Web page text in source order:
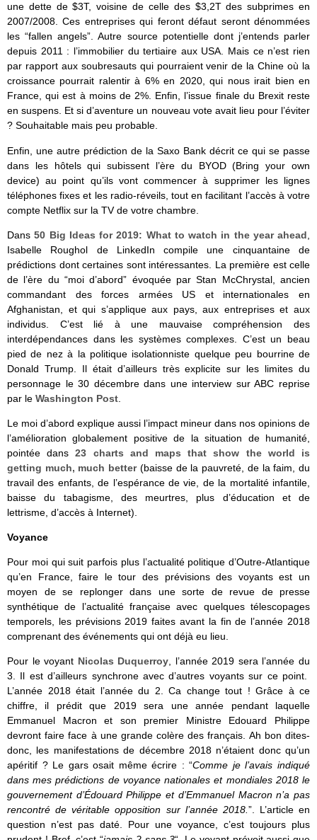
une dette de $3T, voisine de celle des $3,2T des subprimes en
2007/2008. Ces entreprises qui feront défaut seront dénommées
les “fallen angels”. Autre source potentielle dont j’entends parler
depuis 2011 : l’immobilier du tertiaire aux USA. Mais ce n’est rien
par rapport aux soubresauts qui pourraient venir de la Chine où la
croissance pourrait ralentir à 6% en 2020, qui nous irait bien en
France, qui est à moins de 2%. Enfin, l’issue finale du Brexit reste
en suspens. Et si d’aventure un nouveau vote avait lieu pour l’éviter
? Souhaitable mais peu probable.
Enfin, une autre prédiction de la Saxo Bank décrit ce qui se passe
dans les hôtels qui subissent l’ère du BYOD (Bring your own
device) au point qu’ils vont commencer à supprimer les lignes
téléphones fixes et les radio-réveils, tout en facilitant l’accès à votre
compte Netflix sur la TV de votre chambre.
Dans50 Big Ideas for 2019: What to watch in the year ahead
Isabelle Roughol de LinkedIn compile une cinquantaine de
prédictions dont certaines sont intéressantes. La première est celle
de l’ère du “moi d’abord” évoquée par Stan McChrystal, ancien
commandant des forces armées US et internationales en
Afghanistan, et qui s’applique aux pays, aux entreprises et aux
individus. C’est lié à une mauvaise compréhension des
interdépendances dans les systèmes complexes. C’est un beau
pied de nez à la politique isolationniste quelque peu bourrine de
Donald Trump. Il était d’ailleurs très explicite sur les limites du
personnage le 30 décembre dans une interview sur ABC reprise
par le Washington Post
Le moi d’abord explique aussi l’impact mineur dans nos opinions de
l’amélioration globalement positive de la situation de humanité,
pointée dans23 charts and maps that show the world is
getting much, much better(baisse de la pauvreté, de la faim, du
travail des enfants, de l’espérance de vie, de la mortalité infantile,
baisse du tabagisme, des meurtres, plus d’éducation et de
lettrisme, d’accès à Internet).
Voyance
Pour moi qui suit parfois plus l’actualité politique d’Outre-Atlantique
qu’en France, faire le tour des prévisions des voyants est un
moyen de se replonger dans une sorte de revue de presse
synthétique de l’actualité française avec quelques télescopages
temporels, les prévisions 2019 faites avant la fin de l’année 2018
comprenant des événements qui ont déjà eu lieu.
Pour le voyant Nicolas Duquerroy , l’année 2019 sera l’année du
3. Il est d’ailleurs synchrone avec d’autres voyants sur ce point.
L’année 2018 était l’année du 2. Ca change tout ! Grâce à ce
chiffre, il prédit que 2019 sera une année pendant laquelle
Emmanuel Macron et son premier Ministre Edouard Philippe
devront faire face à une grande colère des français. Ah bon dites-
donc, les manifestations de décembre 2018 n’étaient donc qu’un
apéritif ? Le gars osait même écrire : “Comme je l’avais indiqué
dans mes prédictions de voyance nationales et mondiales 2018 le
gouvernement d’Édouard Philippe et d’Emmanuel Macron n’a pas
rencontré de véritable opposition sur l’année 2018. ”. L’article en
question n’est pas daté. Pour une voyance, c’est toujours plus